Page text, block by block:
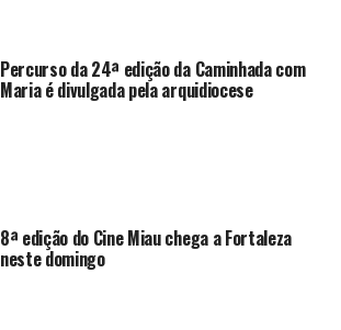
Percurso da 24ª edição da Caminhada com
Maria é divulgada pela arquidiocese
8ª edição do Cine Miau chega a Fortaleza
neste domingo